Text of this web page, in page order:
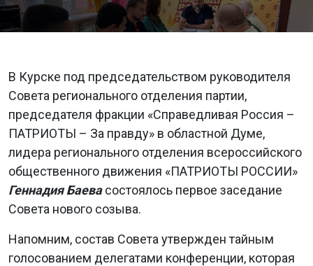
В Курске под председательством руководителя
Совета регионального отделения партии,
председателя фракции «Справедливая Россия –
ПАТРИОТЫ – За правду» в областной Думе,
лидера регионального отделения всероссийского
общественного движения «ПАТРИОТЫ РОССИИ»
Геннадия Баевасостоялось первое заседание
Совета нового созыва.
Напомним, состав Совета утвержден тайным
голосованием делегатами конференции, которая